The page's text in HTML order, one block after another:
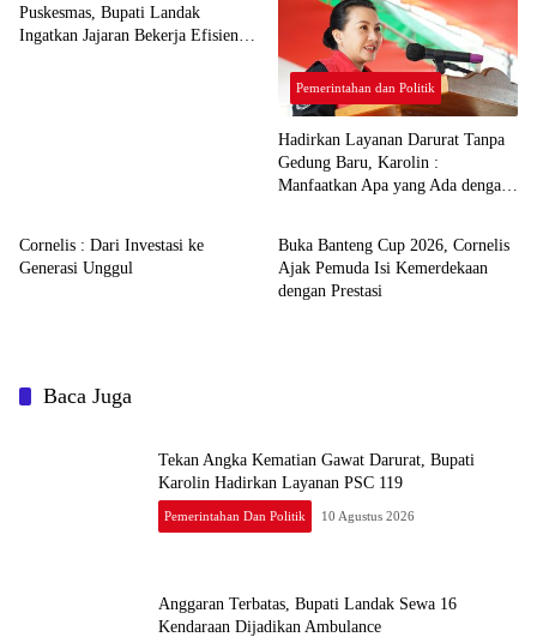
Puskesmas, Bupati Landak
Ingatkan Jajaran Bekerja Efisien
Pemerintahan dan Politik
Hadirkan Layanan Darurat Tanpa
Gedung Baru, Karolin :
Manfaatkan Apa yang Ada dengan
Cornelis : Dari Investasi ke
Generasi Unggul
Pemerintahan dan Politik
Buka Banteng Cup 2026, Cornelis
Ajak Pemuda Isi Kemerdekaan
dengan Prestasi
Baca Juga
Tekan Angka Kematian Gawat Darurat, Bupati
Karolin Hadirkan Layanan PSC 119
Pemerintahan Dan Politik 10 Agustus 2026
Anggaran Terbatas, Bupati Landak Sewa 16
Kendaraan Dijadikan Ambulance